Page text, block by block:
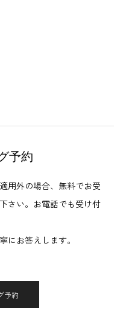
予約
用外の場合、無料でお受
さい。お電話でも受け付
にお答えします。
予約